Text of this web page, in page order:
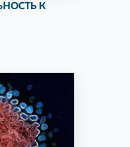
К